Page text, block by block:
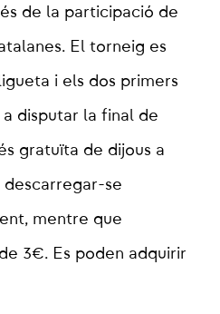
de la participació de
El torneig es
i els dos primers
disputar la final de
gratuïta de dijous a
se
mentre que
3€. Es poden adquirir